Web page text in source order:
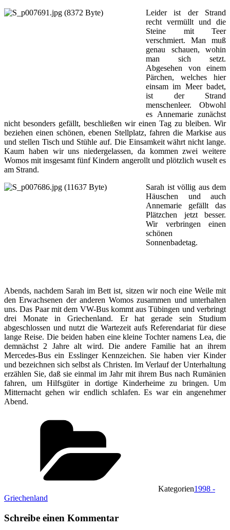
Leider ist der Strand
recht vermüllt und die
Steine mit Teer
verschmiert. Man muß
genau schauen, wohin
man sich setzt.
Abgesehen von einem
Pärchen, welches hier
einsam im Meer badet,
ist der Strand
menschenleer. Obwohl
es Annemarie zunächst
nicht besonders gefällt, beschließen wir einen Tag zu bleiben. Wir
beziehen einen schönen, ebenen Stellplatz, fahren die Markise aus
und stellen Tisch und Stühle auf. Die Einsamkeit währt nicht lange.
Kaum haben wir uns niedergelassen, da kommen zwei weitere
Womos mit insgesamt fünf Kindern angerollt und plötzlich wuselt es
am Strand.
Sarah ist völlig aus dem
Häuschen und auch
Annemarie gefällt das
Plätzchen jetzt besser.
Wir verbringen einen
schönen
Sonnenbadetag.
Abends, nachdem Sarah im Bett ist, sitzen wir noch eine Weile mit
den Erwachsenen der anderen Womos zusammen und unterhalten
uns. Das Paar mit dem VW-Bus kommt aus Tübingen und verbringt
drei Monate in Griechenland. Er hat gerade sein Studium
abgeschlossen und nutzt die Wartezeit aufs Referendariat für diese
lange Reise. Die beiden haben eine kleine Tochter namens Lea, die
demnächst 2 Jahre alt wird. Die andere Familie hat an ihrem
Mercedes-Bus ein Esslinger Kennzeichen. Sie haben vier Kinder
und bezeichnen sich selbst als Christen. Im Verlauf der Unterhaltung
erzählen Sie, daß sie einmal im Jahr mit ihrem Bus nach Rumänien
fahren, um Hilfsgüter in dortige Kinderheime zu bringen. Um
Mitternacht gehen wir endlich schlafen. Es war ein angenehmer
Abend.
Kategorien1998 -
Griechenland
Schreibe einen Kommentar